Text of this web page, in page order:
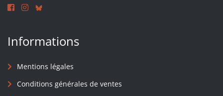
Informations
Mentions légales
Conditions générales de ventes